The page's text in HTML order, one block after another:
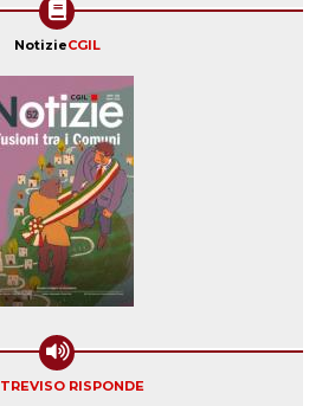
NotizieCGIL
TREVISO RISPONDE